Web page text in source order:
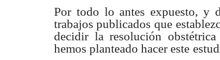
Por todo lo antes expuesto, y
trabajos publicados que
decidir la resolución
hemos planteado hacer este